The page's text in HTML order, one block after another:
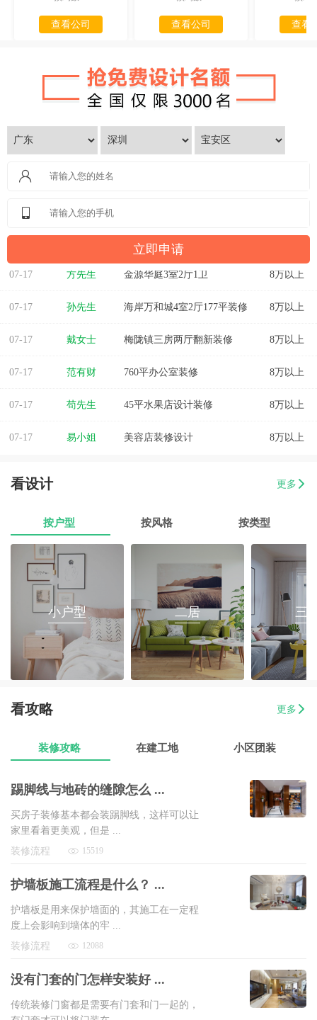
查看公司 查看公司 查看
07-17 方先生 金源华庭3室2厅1卫 8万以上
07-17 孙先生 海岸万和城4室2厅177平装修 8万以上
07-17 戴女士 梅陇镇三房两厅翻新装修 8万以上
07-17 范有财 760平办公室装修 8万以上
07-17 苟先生 45平水果店设计装修 8万以上
07-17 易小姐 美容店装修设计 8万以上
郭先生 榕城区消防路口135平套房装修 8万以上
07-17 朱小姐 560平办公室装修 8万以上
伊小姐 180平和盛花园设计装修 8万以上
董先生 万泰城4室2厅 202平 8万以上
07-17 葛小姐 榕城区榕江一品3室2厅1卫 8万以上
看设计 更多
按户型 按风格 按类型
小户型 二居 三
看攻略 更多
装修攻略 在建工地 小区团装
踢脚线与地砖的缝隙怎么 ...
买房子装修基本都会装踢脚线，这样可以让
家里看着更美观，但是 ...
装修流程
15519
护墙板施工流程是什么？ ...
护墙板是用来保护墙面的，其施工在一定程
度上会影响到墙体的牢 ...
装修流程
12088
没有门套的门怎样安装好 ...
传统装修门窗都是需要有门套和门一起的，